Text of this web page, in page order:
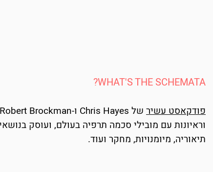
WHAT'S THE SCHEMATA?
פודקאסט עשיר
וראיונות עם מובילי סכמה תרפיה בעולם, ועוסק
תיאוריה, מיומנויות, מחקר ועוד.